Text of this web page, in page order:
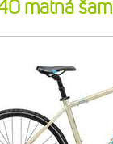
matná